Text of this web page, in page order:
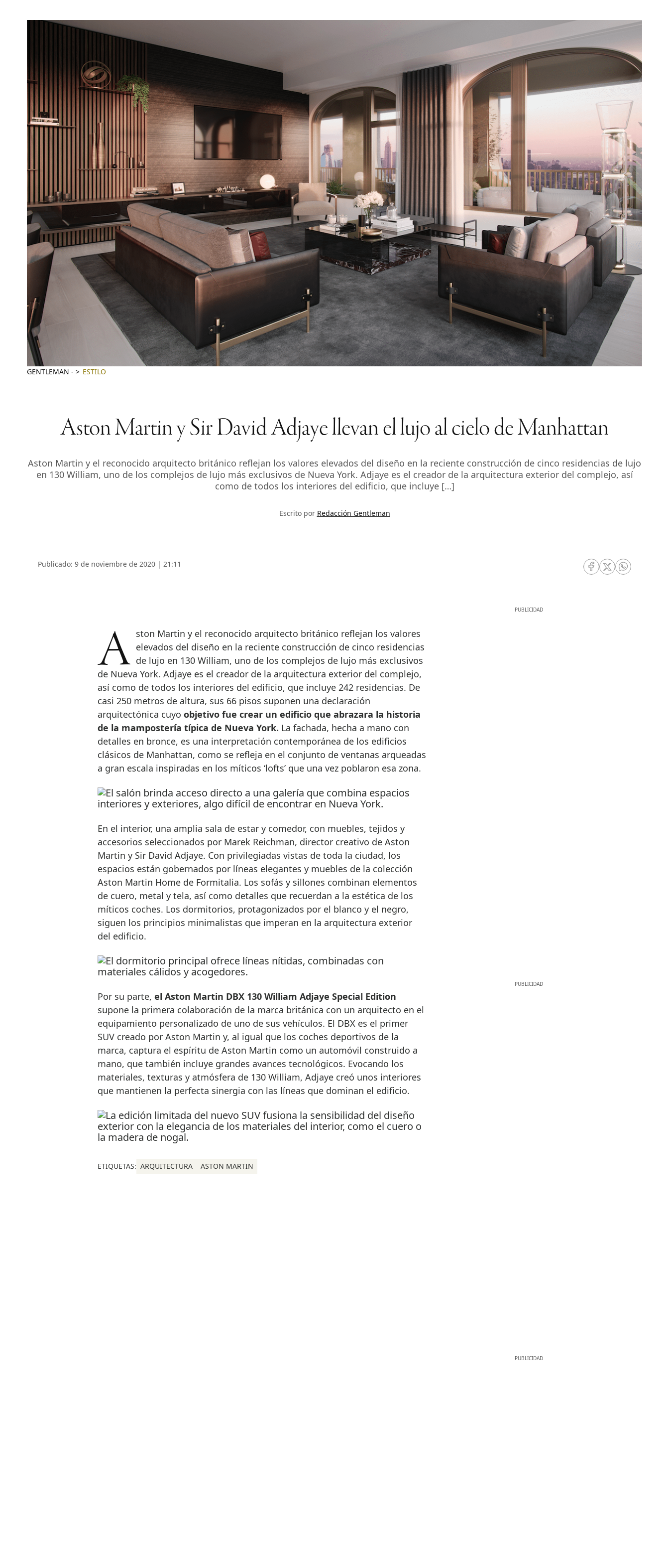
GENTLEMAN - ESTILO
Aston Martin y Sir David Adjaye llevan el lujo al cielo de Manhattan
Aston Martin y el reconocido arquitecto británico reflejan los valores elevados del diseño en la reciente construcción de cinco residencias de lujo
en 130 William, uno de los complejos de lujo más exclusivos de Nueva York. Adjaye es el creador de la arquitectura exterior del complejo, así
como de todos los interiores del edificio, que incluye […]
Escrito por Redacción Gentleman
Publicado: 9 de noviembre de 2020 | 21:11
RRSS Facebook
RRSS Twitter
RRSS
Aston Martin y el reconocido arquitecto británico reflejan los valores elevados del diseño en la reciente construcción de cinco residencias
de lujo en 130 William, uno de los complejos de lujo más exclusivos
de Nueva York. Adjaye es el creador de la arquitectura exterior del complejo,
así como de todos los interiores del edificio, que incluye 242 residencias. De
casi 250 metros de altura, sus 66 pisos suponen una declaración
arquitectónica cuyo objetivo fue crear un edificio que abrazara la historia
de la mampostería típica de Nueva York. La fachada, hecha a mano con
detalles en bronce, es una interpretación contemporánea de los edificios
clásicos de Manhattan, como se refleja en el conjunto de ventanas arqueadas
a gran escala inspiradas en los míticos ‘lofts’ que una vez poblaron esa zona.
En el interior, una amplia sala de estar y comedor, con muebles, tejidos y
accesorios seleccionados por Marek Reichman, director creativo de Aston
Martin y Sir David Adjaye. Con privilegiadas vistas de toda la ciudad, los
espacios están gobernados por líneas elegantes y muebles de la colección
Aston Martin Home de Formitalia. Los sofás y sillones combinan elementos
de cuero, metal y tela, así como detalles que recuerdan a la estética de los
míticos coches. Los dormitorios, protagonizados por el blanco y el negro,
siguen los principios minimalistas que imperan en la arquitectura exterior
del edificio.
Por su parte, el Aston Martin DBX 130 William Adjaye Special Edition
supone la primera colaboración de la marca británica con un arquitecto en el
equipamiento personalizado de uno de sus vehículos. El DBX es el primer
SUV creado por Aston Martin y, al igual que los coches deportivos de la
marca, captura el espíritu de Aston Martin como un automóvil construido a
mano, que también incluye grandes avances tecnológicos. Evocando los
materiales, texturas y atmósfera de 130 William, Adjaye creó unos interiores
que mantienen la perfecta sinergia con las líneas que dominan el edificio.
ETIQUETAS: ARQUITECTURA ASTON MARTIN